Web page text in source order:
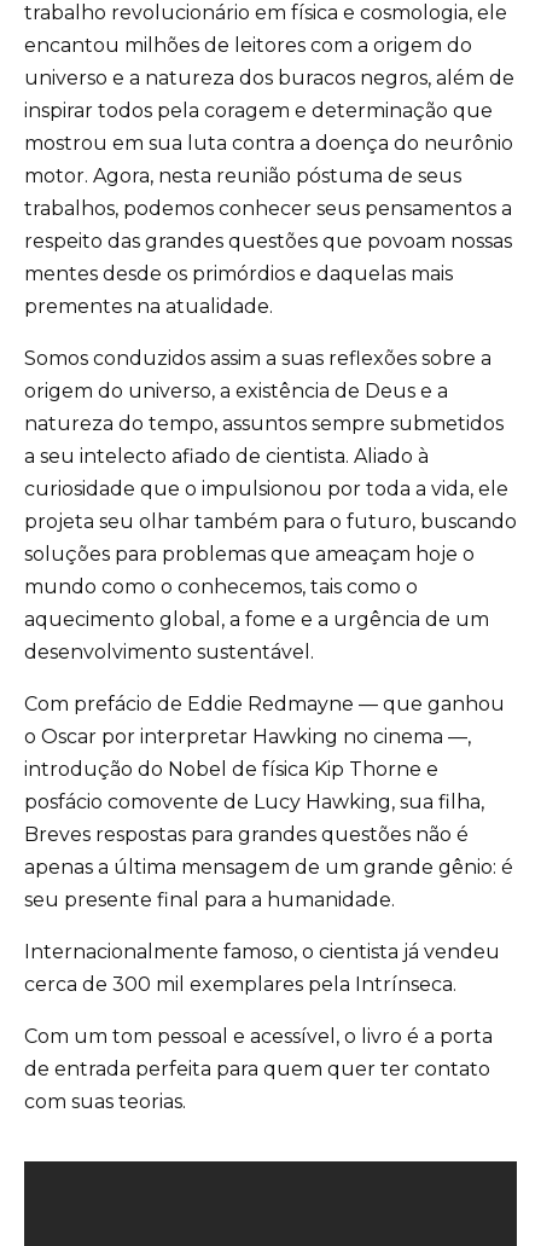
trabalho revolucionário em física e cosmologia, ele
encantou milhões de leitores com a origem do
universo e a natureza dos buracos negros, além de
inspirar todos pela coragem e determinação que
mostrou em sua luta contra a doença do neurônio
motor. Agora, nesta reunião póstuma de seus
trabalhos, podemos conhecer seus pensamentos a
respeito das grandes questões que povoam nossas
mentes desde os primórdios e daquelas mais
prementes na atualidade.
Somos conduzidos assim a suas reflexões sobre a
origem do universo, a existência de Deus e a
natureza do tempo, assuntos sempre submetidos
a seu intelecto afiado de cientista. Aliado à
curiosidade que o impulsionou por toda a vida, ele
projeta seu olhar também para o futuro, buscando
soluções para problemas que ameaçam hoje o
mundo como o conhecemos, tais como o
aquecimento global, a fome e a urgência de um
desenvolvimento sustentável.
Com prefácio de Eddie Redmayne — que ganhou
o Oscar por interpretar Hawking no cinema —,
introdução do Nobel de física Kip Thorne e
posfácio comovente de Lucy Hawking, sua filha,
Breves respostas para grandes questões não é
apenas a última mensagem de um grande gênio: é
seu presente final para a humanidade.
Internacionalmente famoso, o cientista já vendeu
cerca de 300 mil exemplares pela Intrínseca.
Com um tom pessoal e acessível, o livro é a porta
de entrada perfeita para quem quer ter contato
com suas teorias.